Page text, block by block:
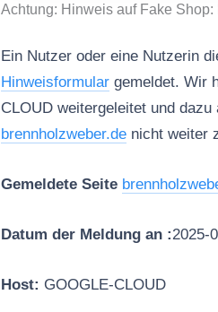
Achtung: Hinweis auf Fake Shop:
Ein Nutzer oder eine Nutzerin
Hinweisformular gemeldet. Wir
CLOUD weitergeleitet und
brennholzweber.de nicht weiter
Gemeldete Seite
Datum der Meldung an :2025-
Host: GOOGLE-CLOUD